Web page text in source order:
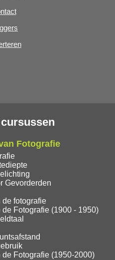
Fotografie
Gevorderden
fotografie
Fotografie (1900 - 1950)
Fotografie (1950-2000)